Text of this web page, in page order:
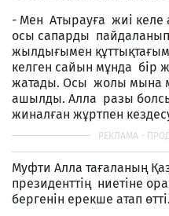
- Мен Атырауға жиі келе
осы сапарды пайдаланып
жылдығымен
келген сайын мұнда бір
жатады. Осы жолы мына
ашылды. Алла разы
жиналған жұртпен
Муфти Алла тағаланың
президенттің ниетіне
бергенін ерекше атап өтті.